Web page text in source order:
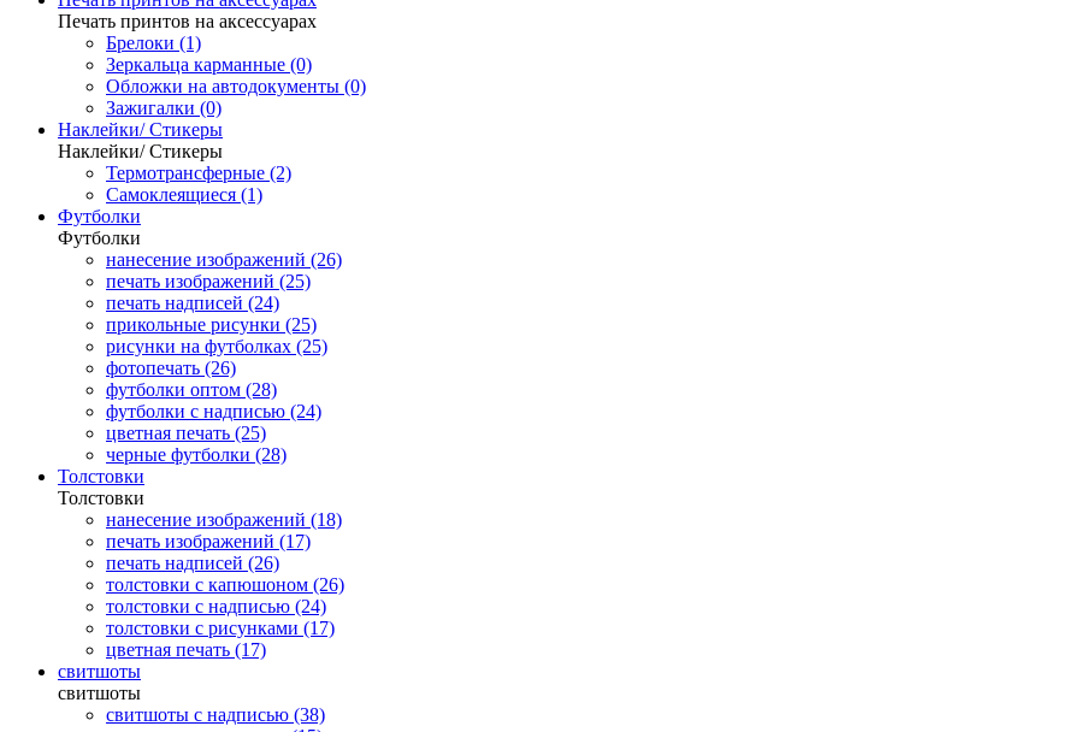
Печать принтов на аксессуарах
Брелоки (1)
Зеркальца карманные (0)
Обложки на автодокументы (0)
Зажигалки (0)
Наклейки/ Стикеры
Наклейки/ Стикеры
Термотрансферные (2)
Самоклеящиеся (1)
Футболки
Футболки
нанесение изображений (26)
печать изображений (25)
печать надписей (24)
прикольные рисунки (25)
рисунки на футболках (25)
фотопечать (26)
футболки оптом (28)
футболки с надписью (24)
цветная печать (25)
черные футболки (28)
Толстовки
Толстовки
нанесение изображений (18)
печать изображений (17)
печать надписей (26)
толстовки с капюшоном (26)
толстовки с надписью (24)
толстовки с рисунками (17)
цветная печать (17)
свитшоты
свитшоты
свитшоты с надписью (38)